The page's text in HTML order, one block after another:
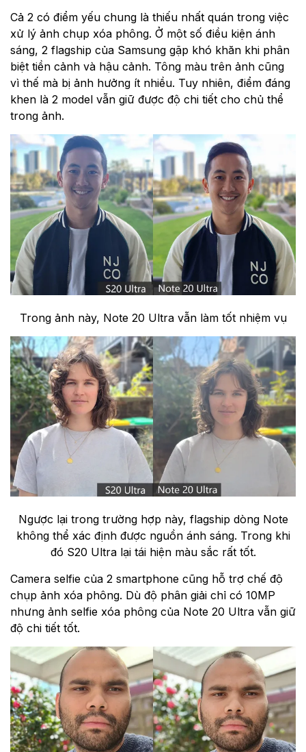
Cả 2 có điểm yếu chung là thiếu nhất quán trong việc
xử lý ảnh chụp xóa phông. Ở một số điều kiện ánh
sáng, 2 flagship của Samsung gặp khó khăn khi phân
biệt tiền cảnh và hậu cảnh. Tông màu trên ảnh cũng
vì thế mà bị ảnh hưởng ít nhiều. Tuy nhiên, điểm đáng
khen là 2 model vẫn giữ được độ chi tiết cho chủ thể
trong ảnh.
Trong ảnh này, Note 20 Ultra vẫn làm tốt nhiệm vụ
Ngược lại trong trường hợp này, flagship dòng Note
không thể xác định được nguồn ánh sáng. Trong khi
đó S20 Ultra lại tái hiện màu sắc rất tốt.
Camera selfie của 2 smartphone cũng hỗ trợ chế độ
chụp ảnh xóa phông. Dù độ phân giải chỉ có 10MP
nhưng ảnh selfie xóa phông của Note 20 Ultra vẫn giữ
độ chi tiết tốt.